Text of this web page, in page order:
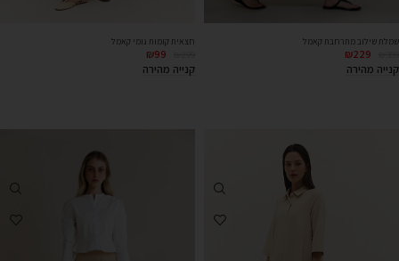
שמלת שילוב מתרחבת קאמל
₪229
קנייה מהירה
חצאית קומות גומי קאמל
₪99
קנייה מהירה